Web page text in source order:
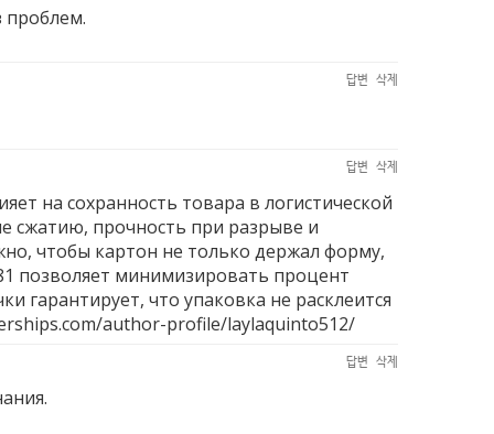
답변 삭제
답변 삭제
на сохранность товара в логистической
сжатию, прочность при разрыве и
чтобы картон не только держал форму,
позволяет минимизировать процент
гарантирует, что упаковка не расклеится
author-profile/laylaquinto512/
답변 삭제